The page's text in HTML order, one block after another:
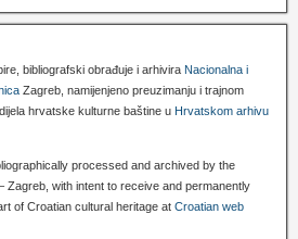
bibliografski obrađuje i arhivira Nacionalna i
Zagreb, namijenjeno preuzimanju i trajnom
hrvatske kulturne baštine u Hrvatskom arhivu
processed and archived by the
Zagreb, with intent to receive and permanently
of Croatian cultural heritage at Croatian web